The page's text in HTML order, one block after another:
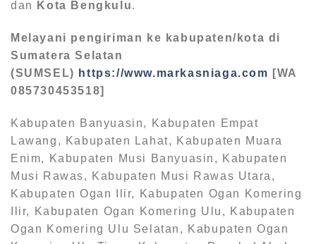
dan Kota Bengkulu.
Melayani pengiriman ke kabupaten/kota di
Sumatera Selatan
(SUMSEL) https://www.markasniaga.com [WA
085730453518]
Kabupaten Banyuasin, Kabupaten Empat
Lawang, Kabupaten Lahat, Kabupaten Muara
Enim, Kabupaten Musi Banyuasin, Kabupaten
Musi Rawas, Kabupaten Musi Rawas Utara,
Kabupaten Ogan Ilir, Kabupaten Ogan Komering
Ilir, Kabupaten Ogan Komering Ulu, Kabupaten
Ogan Komering Ulu Selatan, Kabupaten Ogan